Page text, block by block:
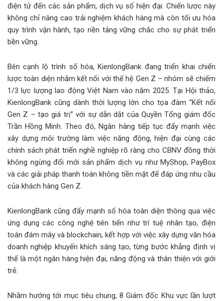
điện tử đến các sản phẩm, dịch vụ số hiện đại. Chiến lược này
không chỉ nâng cao trải nghiệm khách hàng mà còn tối ưu hóa
quy trình vận hành, tạo nền tảng vững chắc cho sự phát triển
bền vững.
Bên cạnh lộ trình số hóa, KienlongBank đang triển khai chiến
lược toàn diện nhằm kết nối với thế hệ Gen Z – nhóm sẽ chiếm
1/3 lực lượng lao động Việt Nam vào năm 2025. Tại Hội thảo,
KienlongBank cũng dành thời lượng lớn cho tọa đàm “Kết nối
Gen Z – tạo giá trị” với sự dẫn dắt của Quyền Tổng giám đốc
Trần Hồng Minh. Theo đó, Ngân hàng tiếp tục đẩy mạnh việc
xây dựng môi trường làm việc năng động, hiện đại cùng các
chính sách phát triển nghề nghiệp rõ ràng cho CBNV đồng thời
không ngừng đổi mới sản phẩm dịch vụ như MyShop, PayBox
và các giải pháp thanh toán không tiền mặt để đáp ứng nhu cầu
của khách hàng Gen Z.
KienlongBank cũng đẩy mạnh số hóa toàn diện thông qua việc
ứng dụng các công nghệ tiên tiến như trí tuệ nhân tạo, điện
toán đám mây và blockchain, kết hợp với việc xây dựng văn hóa
doanh nghiệp khuyến khích sáng tạo, từng bước khẳng định vị
thế là một ngân hàng hiện đại, năng động và thân thiện với giới
trẻ.
Nhằm hướng tới mục tiêu chung, 8 Giám đốc Khu vực lần lượt